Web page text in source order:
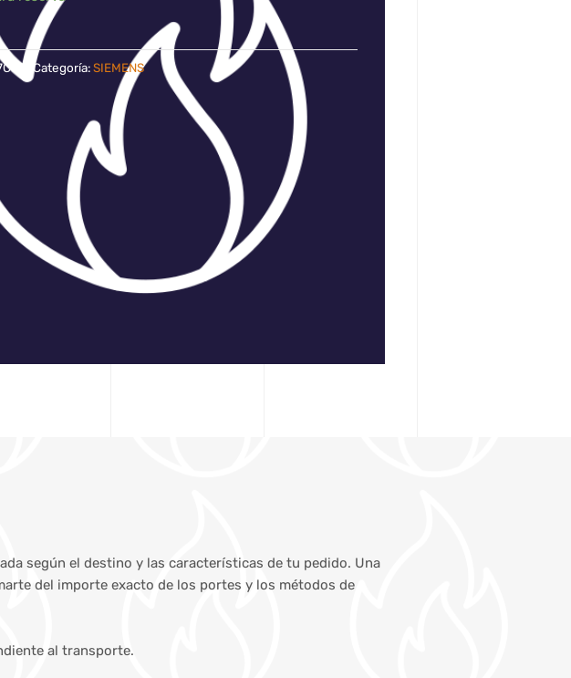
Categoría:SIEMENS
según el destino y las características de tu pedido. Una
del importe exacto de los portes y los métodos de
al transporte.